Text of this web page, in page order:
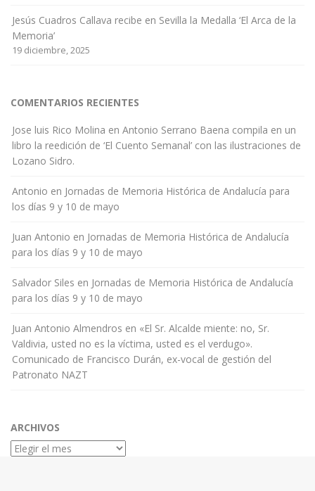
Jesús Cuadros Callava recibe en Sevilla la Medalla ‘El Arca de la
Memoria’
19 diciembre, 2025
COMENTARIOS RECIENTES
Jose luis Rico Molina en Antonio Serrano Baena compila en un
libro la reedición de ‘El Cuento Semanal’ con las ilustraciones de
Lozano Sidro.
Antonio en Jornadas de Memoria Histórica de Andalucía para
los días 9 y 10 de mayo
Juan Antonio en Jornadas de Memoria Histórica de Andalucía
para los días 9 y 10 de mayo
Salvador Siles en Jornadas de Memoria Histórica de Andalucía
para los días 9 y 10 de mayo
Juan Antonio Almendros en «El Sr. Alcalde miente: no, Sr.
Valdivia, usted no es la víctima, usted es el verdugo».
Comunicado de Francisco Durán, ex-vocal de gestión del
Patronato NAZT
ARCHIVOS
Archivos